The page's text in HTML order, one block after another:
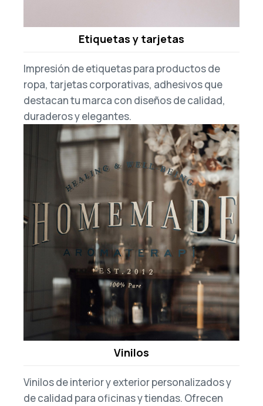
Etiquetas y tarjetas
Impresión de etiquetas para productos de
ropa, tarjetas corporativas, adhesivos que
destacan tu marca con diseños de calidad,
duraderos y elegantes.
Vinilos
Vinilos deinteriory exteriorpersonalizados y
de calidad para oficinas y tiendas. Ofrecen